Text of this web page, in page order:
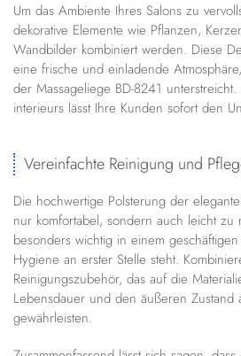
Um das Ambiente Ihres Salons zu
dekorative Elemente wie Pflanzen,
Wandbilder kombiniert werden. Diese
eine frische und einladende
der Massageliege BD-8241
interieurs lässt Ihre Kunden sofort den
Vereinfachte Reinigung und
Die hochwertige Polsterung der
nur komfortabel, sondern auch leicht zu
besonders wichtig in einem
Hygiene an erster Stelle steht.
Reinigungszubehör, das auf die
Lebensdauer und den äußeren Zustand
gewährleisten.